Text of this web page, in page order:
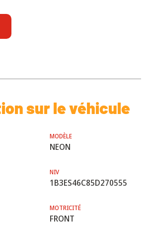
sur le véhicule
MODÈLE
NEON
NIV
1B3ES46C85D270555
MOTRICITÉ
FRONT